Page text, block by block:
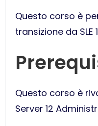
Questo corso è
transizione da SLE
Questo corso è
Server 12